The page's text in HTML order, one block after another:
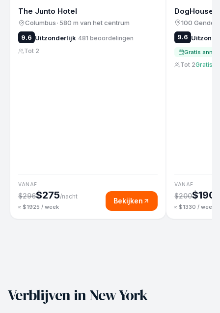
The Junto Hotel
Columbus · 580 m van het centrum
9.6 Uitzonderlijk 481 beoordelingen
Tot 2
VANAF
$296$275/nacht
≈ $1925 / week
Bekijken
DogHouse
9.6
Gratis
Tot 2Gratis
VANAF
$200$190
≈ $1330 / week
Verblijven in New York